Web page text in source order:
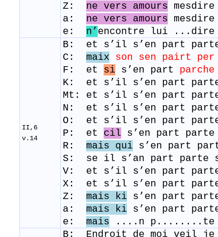
Z: ne vers amours
a: ne vers amours
e: n’ encontre lui ...dire
II,6
v.14
B: et s’il s’en part parte
C: maix
son sen pairt per
F: et si s’en part parche
K: et s’il s’en part parte
Mt: et s’il s’en part parte
N: et s’il s’en part parte
O: et s’il s’en part parte
P: et cil s’en part parte
R: mais qui s’en part
​S: se il s’an part parte
V: et s’il s’en part parte
X: et s’il s’en part
Z: mais ki s’en part
a: mais ki s’en part
e: mais ....n p........te
B: Endroit de moi veil